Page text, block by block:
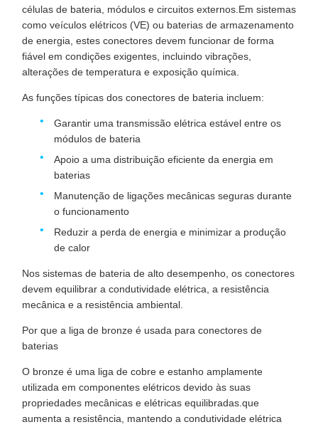
células de bateria, módulos e circuitos externos.Em sistemas
como veículos elétricos (VE) ou baterias de armazenamento
de energia, estes conectores devem funcionar de forma
fiável em condições exigentes, incluindo vibrações,
alterações de temperatura e exposição química.
As funções típicas dos conectores de bateria incluem:
Garantir uma transmissão elétrica estável entre os
módulos de bateria
Apoio a uma distribuição eficiente da energia em
baterias
Manutenção de ligações mecânicas seguras durante
o funcionamento
Reduzir a perda de energia e minimizar a produção
de calor
Nos sistemas de bateria de alto desempenho, os conectores
devem equilibrar a condutividade elétrica, a resistência
mecânica e a resistência ambiental.
Por que a liga de bronze é usada para conectores de
baterias
O bronze é uma liga de cobre e estanho amplamente
utilizada em componentes elétricos devido às suas
propriedades mecânicas e elétricas equilibradas.que
aumenta a resistência, mantendo a condutividade elétrica